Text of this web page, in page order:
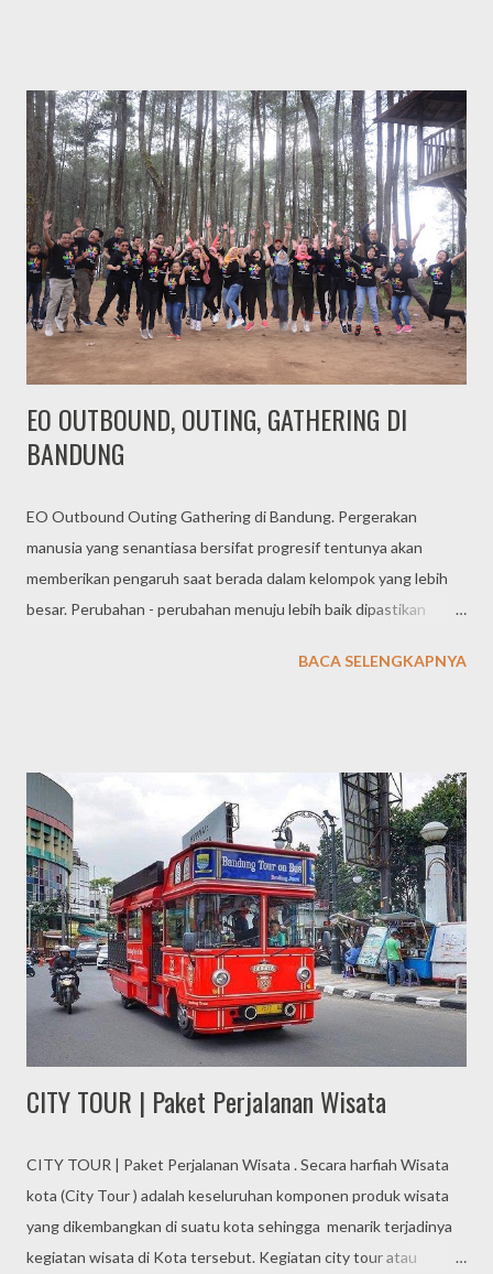
membuat daftar / list permasalahan yang harus dikoordinasikan.
Pasti akan sangat banyak sekali dan memang penting untuk
dilakukan meeting. PAKET MEETING DENGAN KONSEP
OUTING Kegiatan meeting reguler yang biasanya dilakukan
harian atau mingguan, pada umumnya cukup dilaksanakan di
kantor. Namun untuk agenda pertemuan meeting tahunan atau
dengan peserta dari kota yang berbeda, perlu dikemas dengan
konsep outing. Hal ini lebih efektif, sekaligus memberikan
penyegara...
EO OUTBOUND, OUTING, GATHERING DI
BANDUNG
EO Outbound Outing Gathering di Bandung. Pergerakan
manusia yang senantiasa bersifat progresif tentunya akan
memberikan pengaruh saat berada dalam kelompok yang lebih
besar. Perubahan - perubahan menuju lebih baik dipastikan
organisasi / kelompok untuk membuat suatu komitmen bersama.
konsep eksklusif untuk acara outing gathering dan outbound
unttuk membawa perubahan yang positip. JOINT THE
EVOLUTION JOIN THE EVOLUTION, merupakan slogan kami
untuk memberikan sumbangan semangat untuk membangun
perubahan menuju lebih baik melalui program program event
organizer eo outing, outbound dan gathering yang kami
tawarkan di Lembang, Bandung, Garut, Tanjung Lesung, Pulau
Tidung Jakarta, Jogja, serta kota besar lainnya di Indonesia.
Kami sebagai salah satu E...
BACA SELENGKAPNYA
CITY TOUR | Paket Perjalanan Wisata
CITY TOUR | Paket Perjalanan Wisata . Secara harfiah Wisata
kota (City Tour ) adalah keseluruhan komponen produk wisata
yang dikembangkan di suatu kota sehingga menarik terjadinya
kegiatan wisata di Kota tersebut. Kegiatan city tour atau